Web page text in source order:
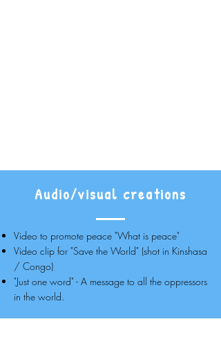
Audio/visual creations
Video to promote peace "What is peace"
Video clip for "Save the World" (shot in Kinshasa
/ Congo)
"Just one word" - A message to all the oppressors
in the world.